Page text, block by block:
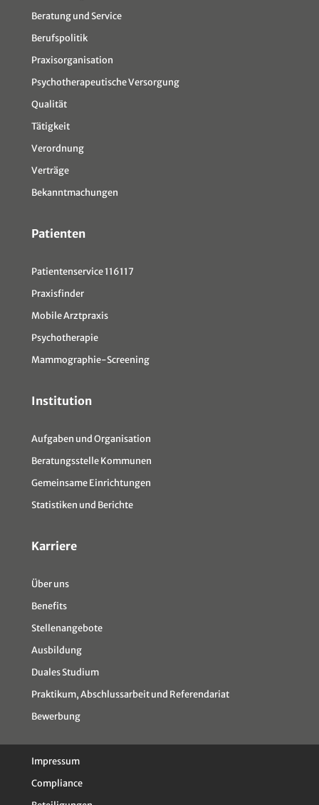
Beratung und Service
Berufspolitik
Praxisorganisation
Psychotherapeutische Versorgung
Qualität
Tätigkeit
Verordnung
Verträge
Bekanntmachungen
Patienten
Patientenservice 116117
Praxisfinder
Mobile Arztpraxis
Psychotherapie
Mammographie-Screening
Institution
Aufgaben und Organisation
Beratungsstelle Kommunen
Gemeinsame Einrichtungen
Statistiken und Berichte
Karriere
Über uns
Benefits
Stellenangebote
Ausbildung
Duales Studium
Praktikum, Abschlussarbeit und Referendariat
Bewerbung
Impressum
Compliance